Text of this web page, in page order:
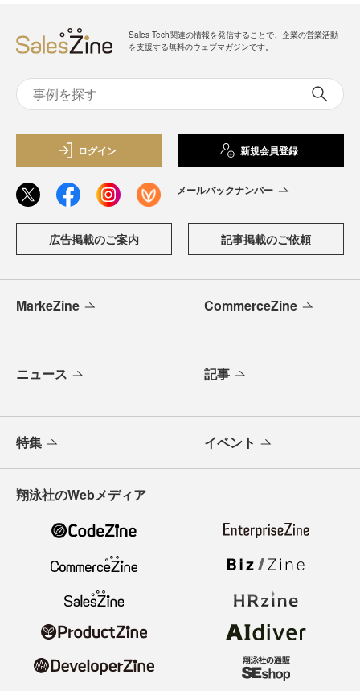
Sales Tech関連の情報を発信することで、企業の営業活動
を支援する無料のウェブマガジンです。
ログイン 新規会員登録
メールバックナンバー
広告掲載のご案内 記事掲載のご依頼
MarkeZine CommerceZine
ニュース 記事
特集 イベント
翔泳社のWebメディア